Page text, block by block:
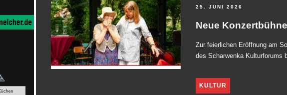
25. JUNI 2026
Neue
Zur feierlichen Eröffnung am
des Scharwenka Kulturforums
KULTUR